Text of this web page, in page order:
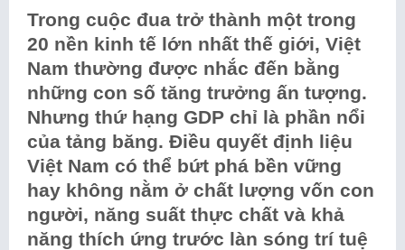
Trong cuộc đua trở thành một trong
20 nền kinh tế lớn nhất thế giới, Việt
Nam thường được nhắc đến bằng
những con số tăng trưởng ấn tượng.
Nhưng thứ hạng GDP chỉ là phần nổi
của tảng băng. Điều quyết định liệu
Việt Nam có thể bứt phá bền vững
hay không nằm ở chất lượng vốn con
người, năng suất thực chất và khả
năng thích ứng trước làn sóng trí tuệ